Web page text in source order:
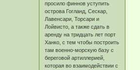
просило финнов уступить
острова Гогланд, Сескар,
Лавенсари, Торсари и
Лойвисто, а также сдать в
аренду на тридцать лет порт
Ханко, с тем чтобы построить
там военно-морскую базу с
береговой артиллерией,
которая во взаимодействии с